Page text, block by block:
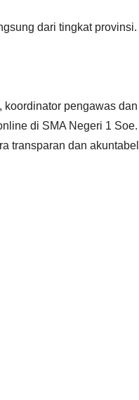
dari tingkat
pengawas
di SMA Negeri 1
transparan dan